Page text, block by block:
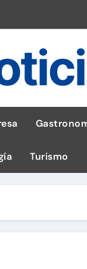
una jugada
Turismo